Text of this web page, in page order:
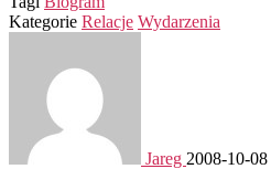
Kategorie Relacje Wydarzenia
Jareg 2008-10-08